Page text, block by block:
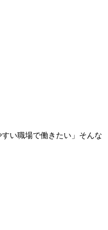
い職場で働きたい」そんな